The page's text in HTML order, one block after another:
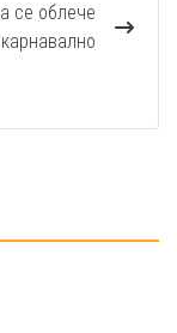
се облече
карнавално